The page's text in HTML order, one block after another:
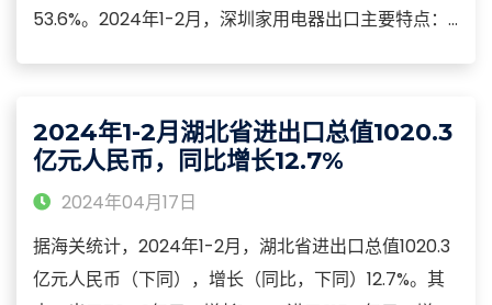
53.6%。2024年1-2月，深圳家用电器出口主要特点：
增长0.7%，占22.2%；国有企业出口5.7亿元，下降
3%。
2024年1-2月湖北省进出口总值1020.3
亿元人民币，同比增长12.7%
2024年04月17日
据海关统计，2024年1-2月，湖北省进出口总值1020.3
亿元人民币（下同），增长（同比，下同）12.7%。其